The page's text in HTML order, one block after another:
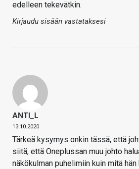
edelleen tekevätkin.
Kirjaudu sisään vastataksesi
ANTI_L
13.10.2020
Tärkeä kysymys onkin tässä, että
siitä, että Oneplussan muu johto
näkökulman puhelimiin kuin mitä